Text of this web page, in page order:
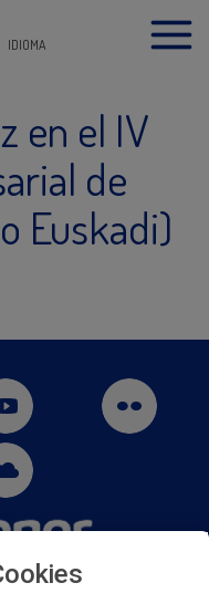
IDIOMA
en el IV
de
Euskadi)